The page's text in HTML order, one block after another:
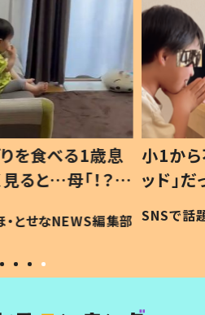
息子は「ギフテ
が“ウチ給食”を
とは #令和の親
ほ・とせなNEWS編集部
ひ孫
が、抱
「涙
い」